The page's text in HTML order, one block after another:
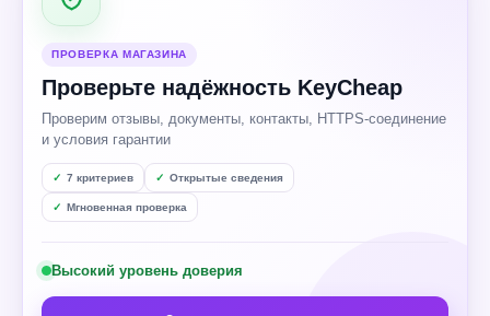
ПРОВЕРКА МАГАЗИНА
Проверьте надёжность KeyCheap
Проверим отзывы, документы, контакты, HTTPS-соединение
и условия гарантии
7 критериев Открытые сведения
Мгновенная проверка
Высокий уровень доверия